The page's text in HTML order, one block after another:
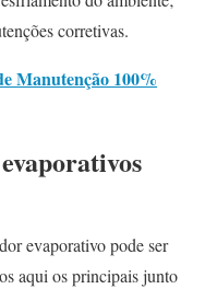
corretivas.
Manutenção 100%
evaporativo pode ser
aqui os principais junto